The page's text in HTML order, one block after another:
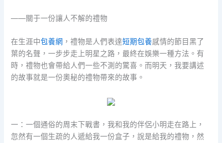
——關于一份讓人不解的禮物
在生涯中包養網 ，禮物是人們表達短期包養感情的節目黑了
葉的名聲，一步步走上明星之路，最終在娛樂一種方法。有
時，禮物也會帶給人們一些不測的驚喜。而明天，我要講述
的故事就是一份奧秘的禮物帶來的故事。
一：一個通俗的周末下戰書，我和我的伴侶小明走在路上，
忽然有一個生疏的人遞給我一份盒子，說是給我的禮物，然